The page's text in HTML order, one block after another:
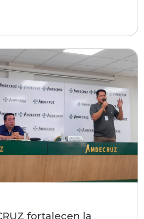
fortalecen la